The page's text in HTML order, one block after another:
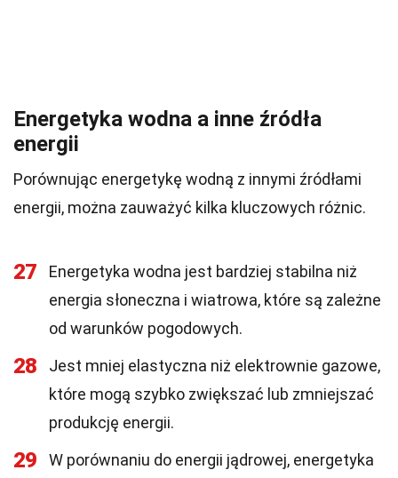
Energetyka wodna a inne źródła
energii
Porównując energetykę wodną z innymi źródłami
energii, można zauważyć kilka kluczowych różnic.
27
Energetyka wodna jest bardziej stabilna niż
energia słoneczna i wiatrowa, które są zależne
od warunków pogodowych.
28
Jest mniej elastyczna niż elektrownie gazowe,
które mogą szybko zwiększać lub zmniejszać
produkcję energii.
29
W porównaniu do energii jądrowej, energetyka